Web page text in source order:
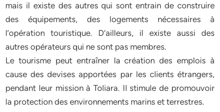
mais il existe des autres qui sont entrain de construire
des équipements, des logements nécessaires à
l’opération touristique. D’ailleurs, il existe aussi des
autres opérateurs qui ne sont pas membres.
Le tourisme peut entraîner la création des emplois à
cause des devises apportées par les clients étrangers,
pendant leur mission à Toliara. Il stimule de promouvoir
la protection des environnements marins et terrestres.